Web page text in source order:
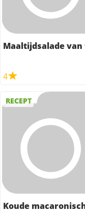
Maaltijdsalade
4
RECEPT
Koude